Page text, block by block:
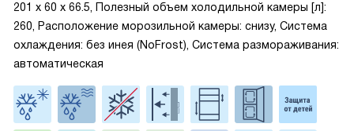
201 х 60 х 66.5, Полезный объем холодильной камеры [л]:
260, Расположение морозильной камеры: снизу, Система
охлаждения: без инея (NoFrost), Система размораживания:
автоматическая